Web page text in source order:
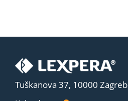
Tuškanova 37, 10000 Zagreb